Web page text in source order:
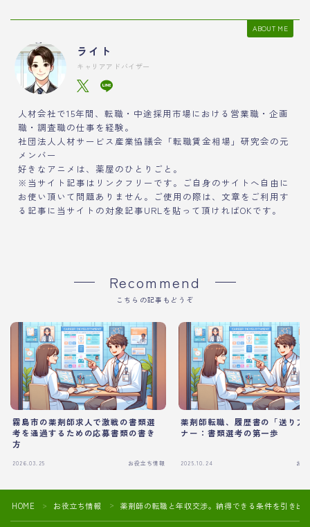
ABOUT ME
ライト
キャリアアドバイザー
人材会社で15年間、転職・中途採用市場における営業職・企画
職・調査職の仕事を経験。
社団法人人材サービス産業協議会「転職賃金相場」研究会の元
メンバー
好きなアニメは、薬屋のひとりごと。
※当サイト記事はリンクフリーです。ご自身のサイトへ自由に
お使い頂いて問題ありません。ご使用の際は、文章をご利用す
る記事に当サイトの対象記事URLを貼って頂ければOKです。
Recommend
こちらの記事もどうぞ
霧島市の薬剤師求人で激戦の書類選
考を通過するための応募書類の書き
方
2026.03.25 お役立ち情報
薬剤師転職、履歴書の「送り方
ナー：書類選考の第一歩
2025.10.24 お
HOME ＞ お役立ち情報 ＞ 薬剤師の転職と年収交渉。納得できる条件を引き出